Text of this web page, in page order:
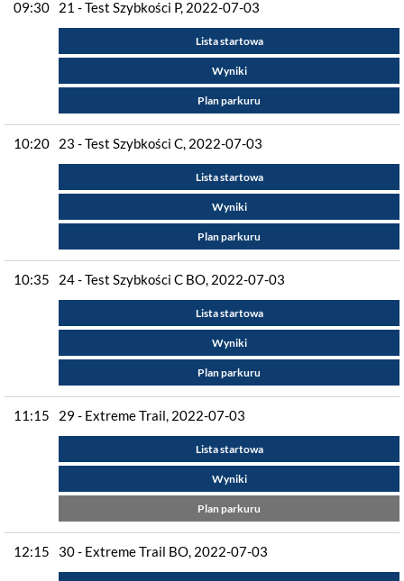
09:30 21 - Test Szybkości P, 2022-07-03
Lista startowa
Wyniki
Plan parkuru
10:20 23 - Test Szybkości C, 2022-07-03
Lista startowa
Wyniki
Plan parkuru
10:35 24 - Test Szybkości C BO, 2022-07-03
Lista startowa
Wyniki
Plan parkuru
11:15 29 - Extreme Trail, 2022-07-03
Lista startowa
Wyniki
Plan parkuru
12:15 30 - Extreme Trail BO, 2022-07-03